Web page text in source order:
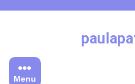
Menu